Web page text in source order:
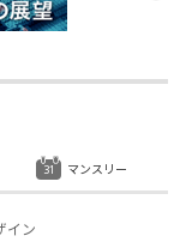
イン
マンスリー